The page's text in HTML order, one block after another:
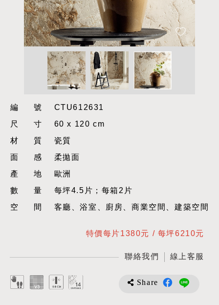
編號CTU612631
尺寸60 x 120 cm
材質瓷質
面感柔拋面
產地歐洲
數量每坪4.5片；每箱2片
空間客廳、浴室、廚房、商業空間、建築空間
特價每片1380元 / 每坪6210元
聯絡我們 線上客服
Share